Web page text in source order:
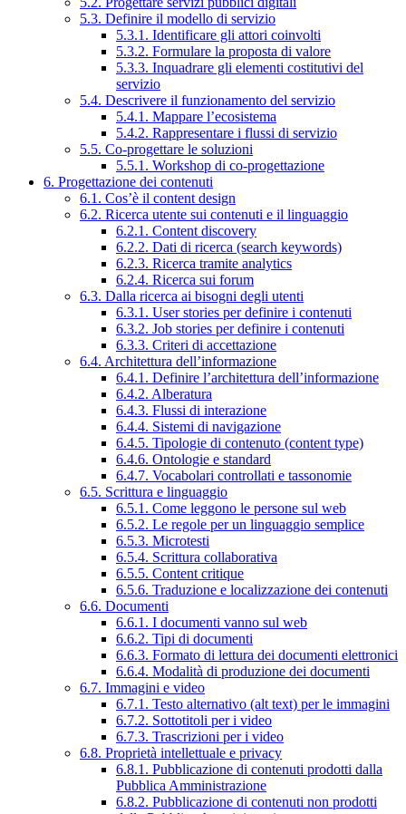
5.3. Definire il modello di servizio
5.3.1. Identificare gli attori coinvolti
5.3.2. Formulare la proposta di valore
5.3.3. Inquadrare gli elementi costitutivi del
servizio
5.4. Descrivere il funzionamento del servizio
5.4.1. Mappare l’ecosistema
5.4.2. Rappresentare i flussi di servizio
5.5. Co-progettare le soluzioni
5.5.1. Workshop di co-progettazione
6. Progettazione dei contenuti
6.1. Cos’è il content design
6.2. Ricerca utente sui contenuti e il linguaggio
6.2.1. Content discovery
6.2.2. Dati di ricerca (search keywords)
6.2.3. Ricerca tramite analytics
6.2.4. Ricerca sui forum
6.3. Dalla ricerca ai bisogni degli utenti
6.3.1. User stories per definire i contenuti
6.3.2. Job stories per definire i contenuti
6.3.3. Criteri di accettazione
6.4. Architettura dell’informazione
6.4.1. Definire l’architettura dell’informazione
6.4.2. Alberatura
6.4.3. Flussi di interazione
6.4.4. Sistemi di navigazione
6.4.5. Tipologie di contenuto (content type)
6.4.6. Ontologie e standard
6.4.7. Vocabolari controllati e tassonomie
6.5. Scrittura e linguaggio
6.5.1. Come leggono le persone sul web
6.5.2. Le regole per un linguaggio semplice
6.5.3. Microtesti
6.5.4. Scrittura collaborativa
6.5.5. Content critique
6.5.6. Traduzione e localizzazione dei contenuti
6.6. Documenti
6.6.1. I documenti vanno sul web
6.6.2. Tipi di documenti
6.6.3. Formato di lettura dei documenti elettronici
6.6.4. Modalità di produzione dei documenti
6.7. Immagini e video
6.7.1. Testo alternativo (alt text) per le immagini
6.7.2. Sottotitoli per i video
6.7.3. Trascrizioni per i video
6.8. Proprietà intellettuale e privacy
6.8.1. Pubblicazione di contenuti prodotti dalla
Pubblica Amministrazione
6.8.2. Pubblicazione di contenuti non prodotti